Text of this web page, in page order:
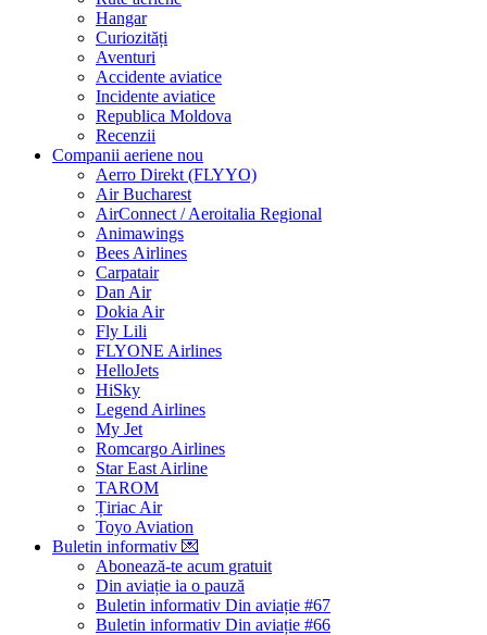
Hangar
Curiozități
Aventuri
Accidente aviatice
Incidente aviatice
Republica Moldova
Recenzii
Companii aeriene nou
Aerro Direkt (FLYYO)
Air Bucharest
AirConnect / Aeroitalia Regional
Animawings
Bees Airlines
Carpatair
Dan Air
Dokia Air
Fly Lili
FLYONE Airlines
HelloJets
HiSky
Legend Airlines
My Jet
Romcargo Airlines
Star East Airline
TAROM
Țiriac Air
Toyo Aviation
Buletin informativ 💌
Abonează-te acum gratuit
Din aviație ia o pauză
Buletin informativ Din aviație #67
Buletin informativ Din aviație #66